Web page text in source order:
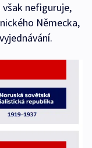
nefiguruje,
Německa,